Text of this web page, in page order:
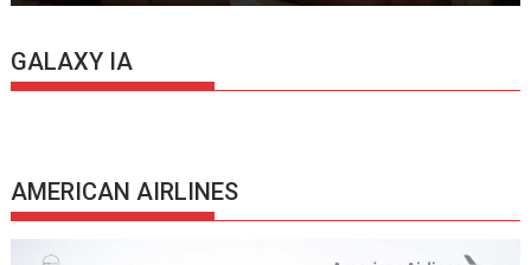
GALAXY IA
AMERICAN AIRLINES